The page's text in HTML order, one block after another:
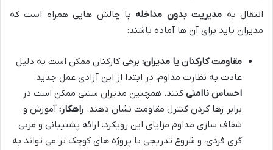
انتقال به مدیریت بدون مداخله با چالش هایی همراه است که
مدیران باید برای آن ها آماده باشند:
مقاومت کارکنان یا مدیران: برخی کارکنان ممکن است به دلیل
عادت به نظارت مداوم، در ابتدا از این آزادی عمل جدید
احساس ناامنی کنند. همچنین مدیران سنتی ممکن است در
برابر رها کردن کنترل مقاومت نشان دهند. راهکار: آموزش و
شفاف سازی مداوم مزایای این رویکرد، ارائه پشتیبانی و مربی
گری فردی، و شروع تدریجی با پروژه های کوچک تر می تواند به